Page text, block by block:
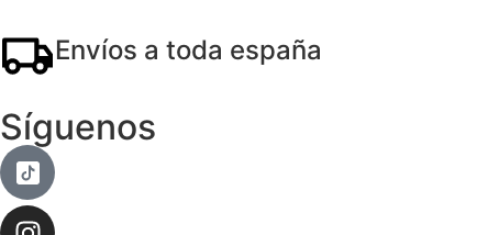
Envíos a toda españa
Síguenos